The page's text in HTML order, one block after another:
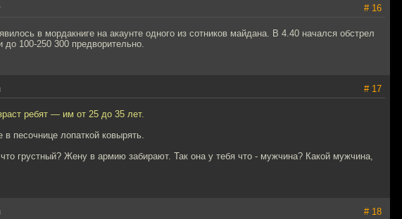
# 16
в мордакниге на акаунте одного из сотников майдана. В 4.40 начался обстрел
до 100-250 300 предворительно.
# 17
ребят — им от 25 до 35 лет.
песочнице лопаткой ковырять.
грустный? Жену в армию забирают. Так она у тебя что - мужчина? Какой мужчина,
# 18